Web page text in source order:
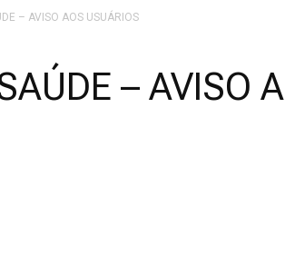
– AVISO AOS USUÁRIOS
– AVISO